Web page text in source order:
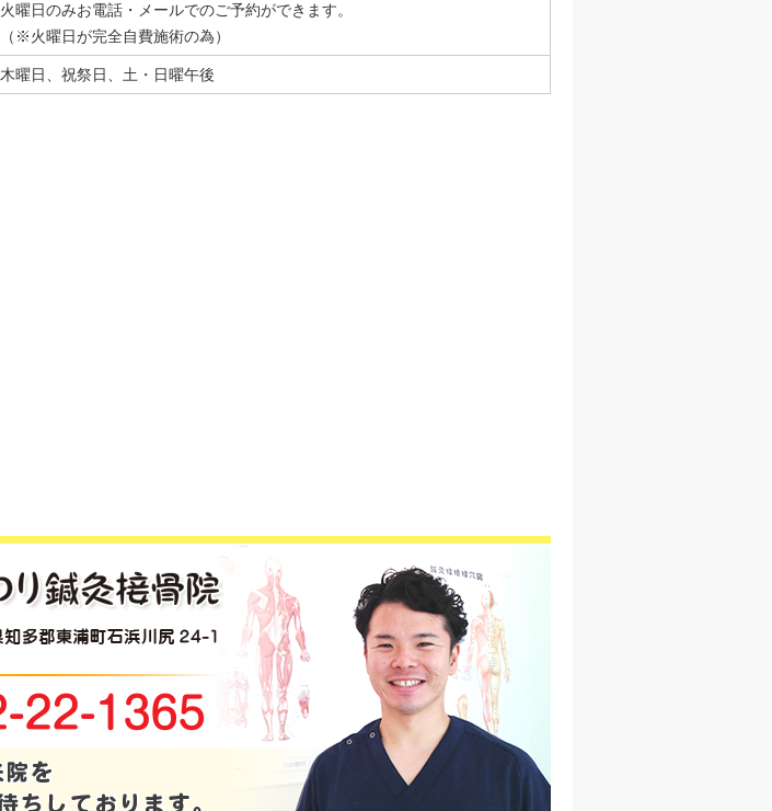
火曜日のみお電話・メールでのご予約ができます。
（※火曜日が完全自費施術の為）
木曜日、祝祭日、土・日曜午後